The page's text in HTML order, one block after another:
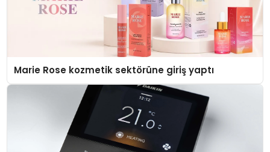
Marie Rose kozmetik sektörüne giriş yaptı